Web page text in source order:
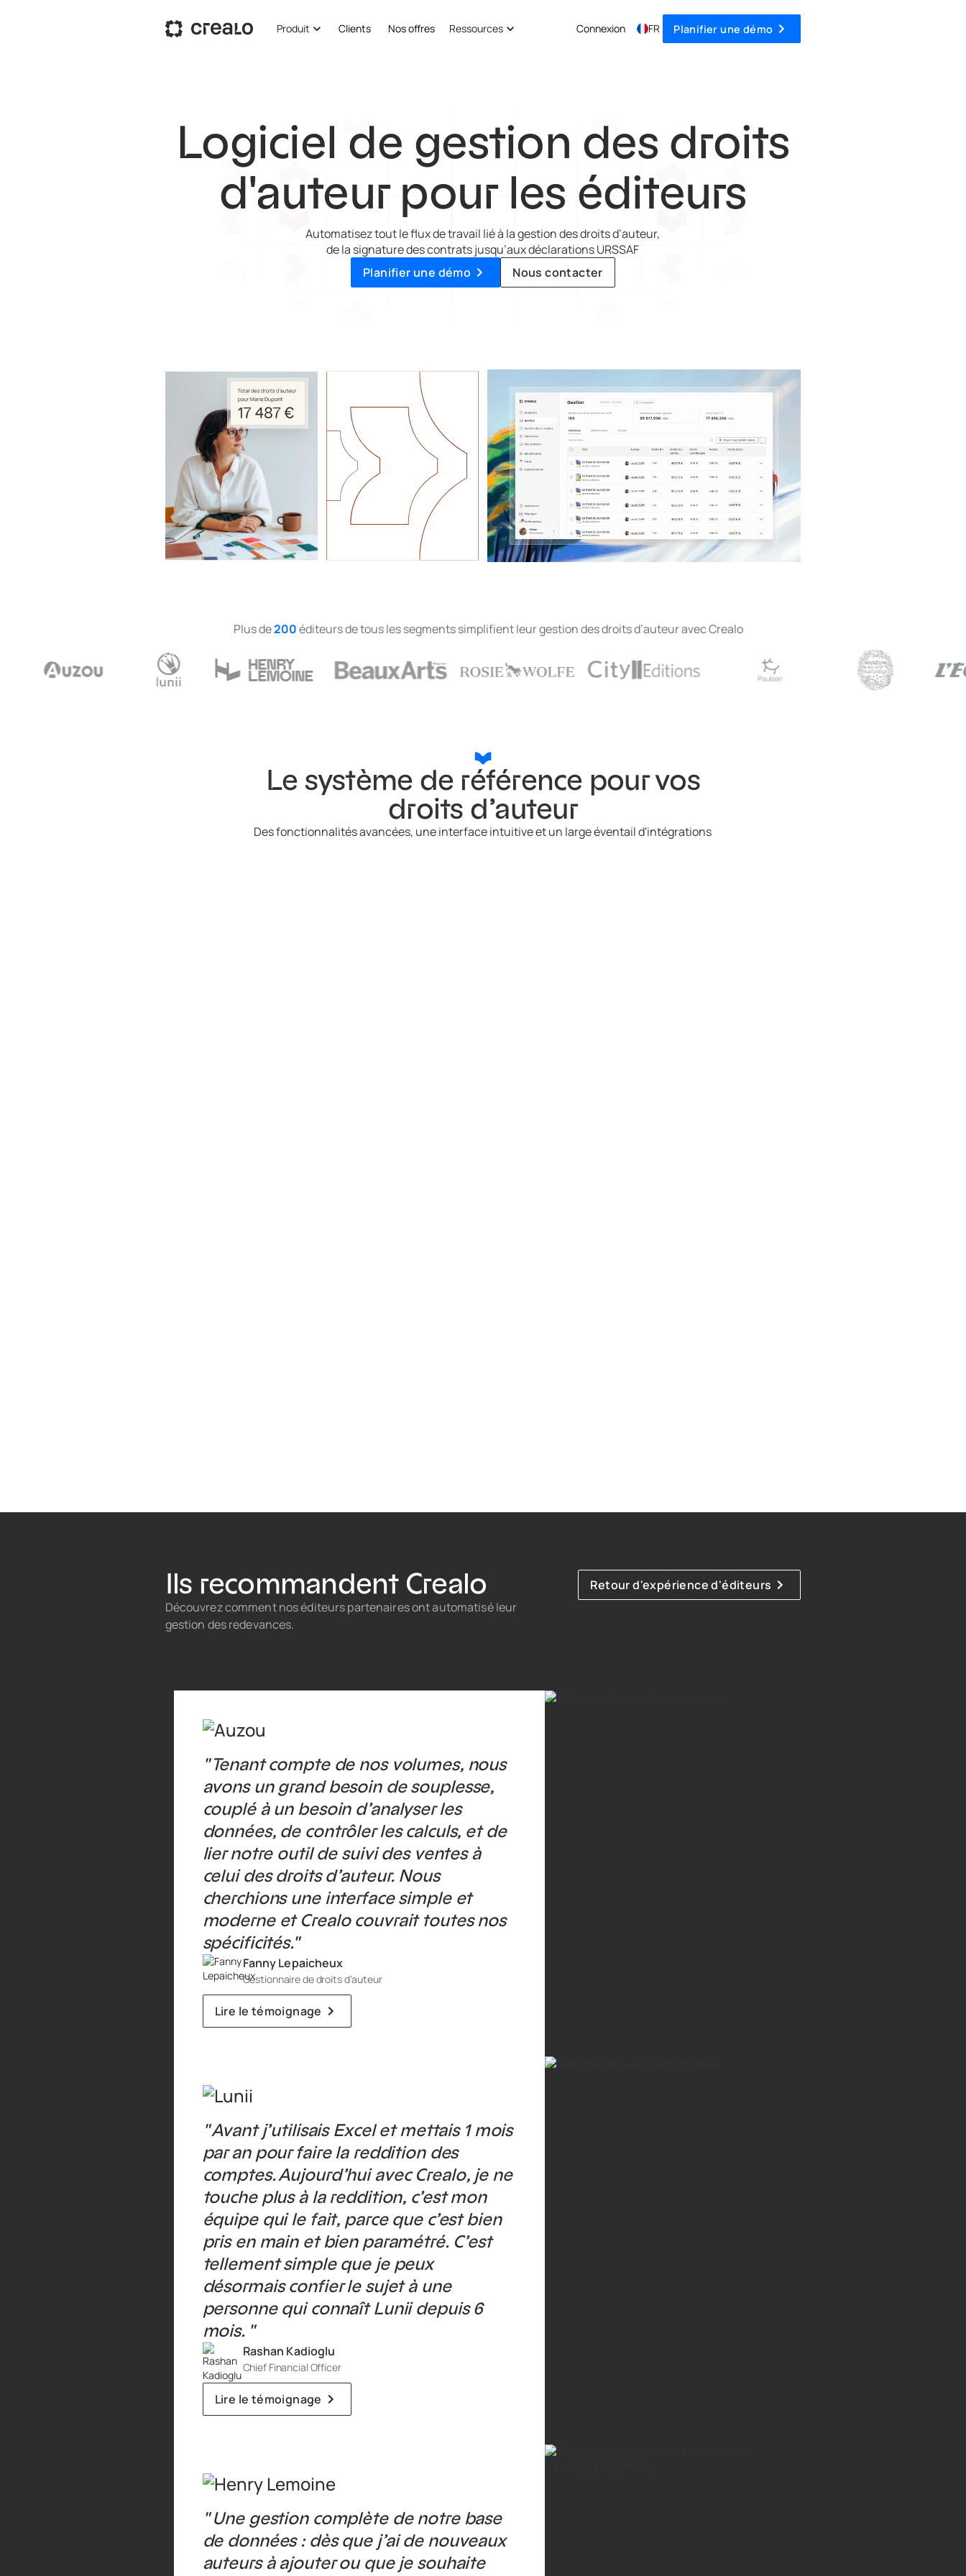
Produit Clients Nos offres Ressources Connexion FR Planifier une démo
Logiciel de gestion des droits
d'auteur pour les éditeurs
Automatisez tout le flux de travail lié à la gestion des droits d’auteur,
de la signature des contrats jusqu’aux déclarations URSSAF
Planifier une démo
Nous contacter
Plus de200éditeurs de tous les segments simplifient leur gestion des droits d’auteur avec Crealo
Le système de référence pour vos
droits d’auteur
Des fonctionnalités avancées, une interface intuitive et un large éventail d'intégrations
Ils recommandent Crealo
Découvrez comment nos éditeurs partenaires ont automatisé leur
gestion des redevances.
Retour d'expérience d'éditeurs
" Tenant compte de nos volumes, nous
avons un grand besoin de souplesse,
couplé à un besoin d’analyser les
données, de contrôler les calculs, et de
lier notre outil de suivi des ventes à
celui des droits d’auteur. Nous
cherchions une interface simple et
moderne et Crealo couvrait toutes nos
spécificités."
Fanny Lepaicheux
Gestionnaire de droits d'auteur
Lire le témoignage
" Avant j’utilisais Excel et mettais 1 mois
par an pour faire la reddition des
comptes. Aujourd’hui avec Crealo, je ne
touche plus à la reddition, c’est mon
équipe qui le fait, parce que c’est bien
pris en main et bien paramétré. C’est
tellement simple que je peux
désormais confier le sujet à une
personne qui connaît Lunii depuis 6
mois. "
Rashan Kadioglu
Chief Financial Officer
Lire le témoignage
" Une gestion complète de notre base
de données : dès que j’ai de nouveaux
auteurs à ajouter ou que je souhaite